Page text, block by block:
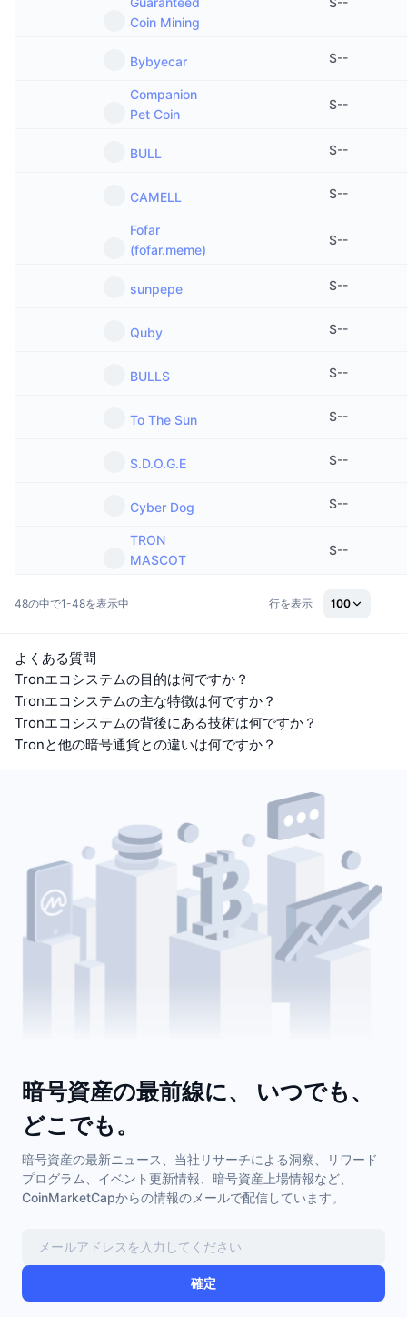
Coin Mining
Bybyecar $--
Companion
Pet Coin
$--
BULL $--
CAMELL $--
Fofar
(fofar.meme)
$--
sunpepe $--
Quby $--
BULLS $--
To The Sun $--
S.D.O.G.E $--
Cyber Dog $--
TRON
MASCOT
$--
48の中で1-48を表示中 行を表示 100
よくある質問
Tronエコシステムの目的は何ですか？
Tronエコシステムの主な特徴は何ですか？
Tronエコシステムの背後にある技術は何ですか？
Tronと他の暗号通貨との違いは何ですか？
暗号資産の最前線に、 いつでも、
どこでも。
暗号資産の最新ニュース、当社リサーチによる洞察、リワード
プログラム、イベント更新情報、暗号資産上場情報など、
CoinMarketCapからの情報のメールで配信しています。
確定